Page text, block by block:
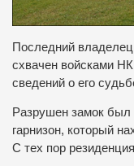
Последний
схвачен войсками
сведений о его
Разрушен замок был
гарнизон, который
С тех пор